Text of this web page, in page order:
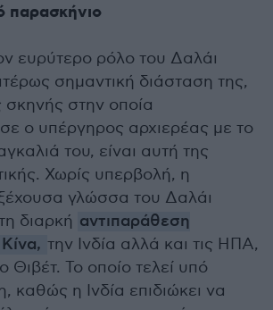
παρασκήνιο
ευρύτερο ρόλο του Δαλάι
σημαντική διάσταση της,
σκηνής στην οποία
ο υπέργηρος αρχιερέας με το
του, είναι αυτή της
Χωρίς υπερβολή, η
γλώσσα του Δαλάι
διαρκή αντιπαράθεση
την Ινδία αλλά και τις ΗΠΑ,
Θιβέτ. Το οποίο τελεί υπό
καθώς η Ινδία επιδιώκει να